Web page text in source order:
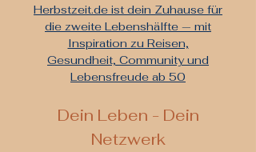
Herbstzeit.de ist dein Zuhause für
die zweite Lebenshälfte — mit
Inspiration zu Reisen,
Gesundheit, Community und
Lebensfreude ab 50
Dein Leben - Dein
Netzwerk